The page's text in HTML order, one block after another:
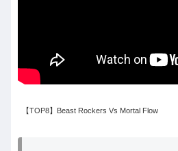
【TOP8】Beast Rockers Vs Mortal Flow